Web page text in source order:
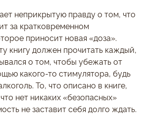
неприкрытую правду о том, что
за кратковременном
приносит новая «доза».
книгу должен прочитать каждый,
о том, чтобы убежать от
какого-то стимулятора, будь
То, что описано в книге,
нет никаких «безопасных»
не заставит себя долго ждать.